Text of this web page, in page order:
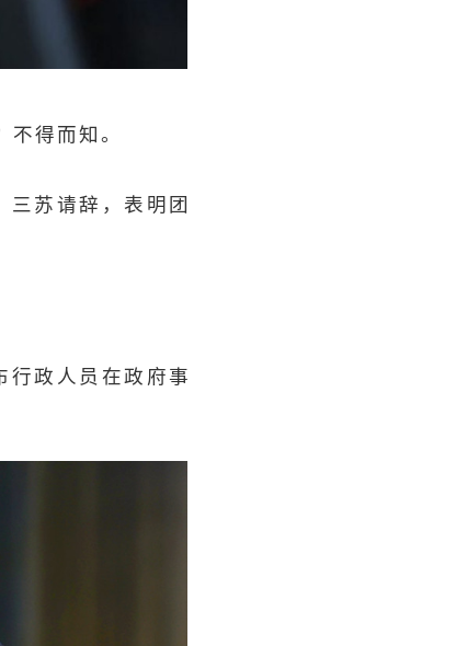
得而知。
苏请辞，表明团
政人员在政府事